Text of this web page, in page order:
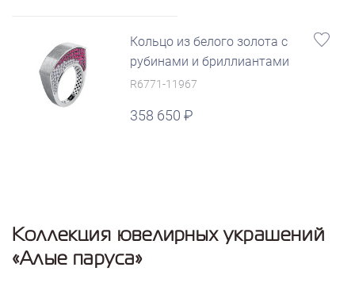
Кольцо из белого золота с
рубинами и бриллиантами
R6771-11967
358 650
Коллекция ювелирных украшений
«Алые паруса»